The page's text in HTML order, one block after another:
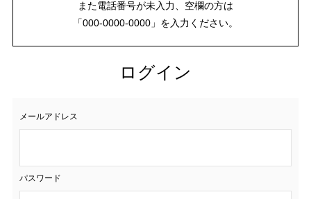
また電話番号が未入力、空欄の方は
「000-0000-0000」を入力ください。
ログイン
メールアドレス
パスワード